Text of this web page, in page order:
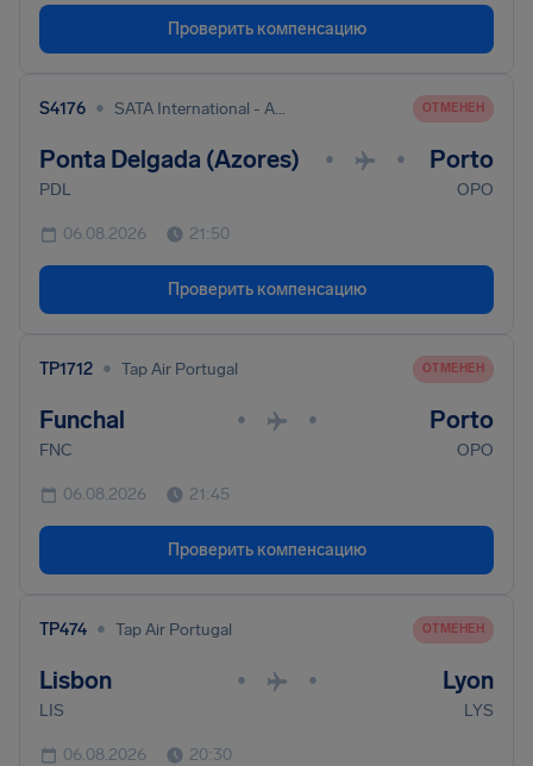
Проверить компенсацию
S4176 • SATA International - Azores Airlines S.A. ОТМЕНЕН
Ponta Delgada (Azores) • • Porto
PDL OPO
06.08.2026 21:50
Проверить компенсацию
TP1712 • Tap Air Portugal ОТМЕНЕН
Funchal • • Porto
FNC OPO
06.08.2026 21:45
Проверить компенсацию
TP474 • Tap Air Portugal ОТМЕНЕН
Lisbon • • Lyon
LIS LYS
06.08.2026 20:30